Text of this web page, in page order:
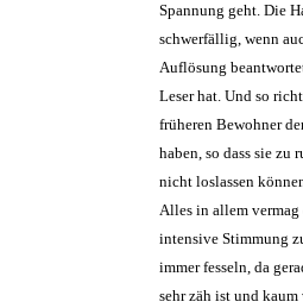
Spannung geht. Die
schwerfällig, wenn
Auflösung
Leser hat. Und so
früheren Bewohner
haben, so dass sie zu
nicht loslassen
Alles in allem
intensive Stimmung
immer fesseln, da
sehr zäh ist und kaum